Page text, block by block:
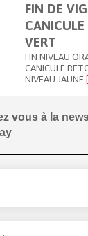
FIN DE
VERT
FIN NIVEAU
CANICULE
NIVEAU JAUNE
vous à la